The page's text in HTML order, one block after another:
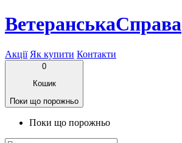
ВетеранськаСправа
Акції Як купити Контакти
0
Кошик
Поки що порожньо
Поки що порожньо